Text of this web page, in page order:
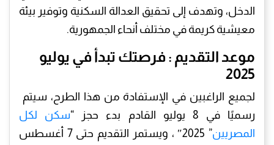
الدخل، وتهدف إلى تحقيق العدالة السكنية وتوفير بيئة
معيشية كريمة في مختلف أنحاء الجمهورية.
موعد التقديم : فرصتك تبدأ في يوليو
2025
لجميع الراغبين في الإستفادة من هذا الطرح، سيتم
رسميًا في 8 يوليو القادم بدء حجز “
سكن لكل
المصريين
” 2025″ ، ويستمر التقديم حتى 7 أغسطس